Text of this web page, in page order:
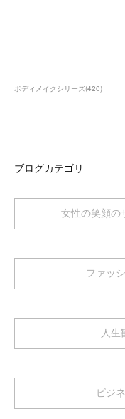
ボディメイクシリーズ(420)
ブログカテゴリ
女性の笑顔の
ファッ
人生
ビジ